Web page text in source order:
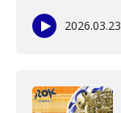
2026.03.23